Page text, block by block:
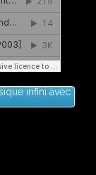
infini avec